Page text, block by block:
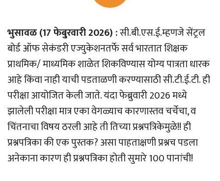
भुसावळ (17 फेबु्रवारी 2026) :सी.बी.एस.ई.म्हणजे सेंट्रल
बोर्ड ऑफ सेकंडरी एज्युकेशनतर्फे सर्व भारतात शिक्षक
प्राथमिक/ माध्यमिक शाळेत शिकविण्यास योग्य पात्रता धारक
आहे किंवा नाही याची पडताळणी करण्यासाठी सी.टी.ई.टी. ही
परीक्षा आयोजित केली जाते. यंदा फेब्रुवारी 2026 मध्ये
झालेली परीक्षा मात्र एका वेगळ्याच कारणास्तव चर्चेचा, व
चिंतनाचा विषय ठरली आहे ती तिच्या प्रश्नपत्रिकेमुळे!! ही
प्रश्नपत्रिका की एक पुस्तक? असा पाहताक्षणी प्रश्नच पडला
अनेकाना कारण ही प्रश्नपत्रिका होती सुमारे 100 पानांची!